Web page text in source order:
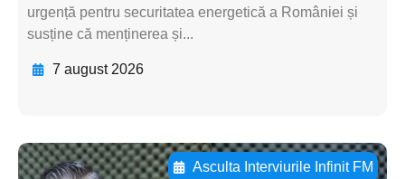
urgență pentru securitatea energetică a României și
susține că menținerea și...
7 august 2026
Asculta Interviurile Infinit FM